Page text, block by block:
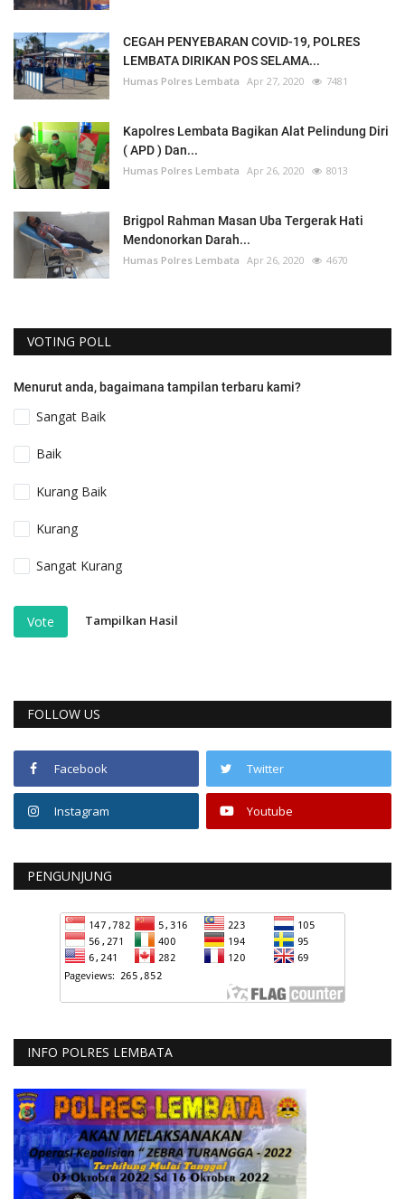
CEGAH PENYEBARAN COVID-19, POLRES
LEMBATA DIRIKAN POS SELAMA...
Humas Polres Lembata Apr 27, 2020 7481
Kapolres Lembata Bagikan Alat Pelindung Diri
( APD ) Dan...
Humas Polres Lembata Apr 26, 2020 8013
Brigpol Rahman Masan Uba Tergerak Hati
Mendonorkan Darah...
Humas Polres Lembata Apr 26, 2020 4670
VOTING POLL
Menurut anda, bagaimana tampilan terbaru kami?
Sangat Baik
Baik
Kurang Baik
Kurang
Sangat Kurang
Vote Tampilkan Hasil
FOLLOW US
Facebook Twitter
Instagram Youtube
PENGUNJUNG
INFO POLRES LEMBATA